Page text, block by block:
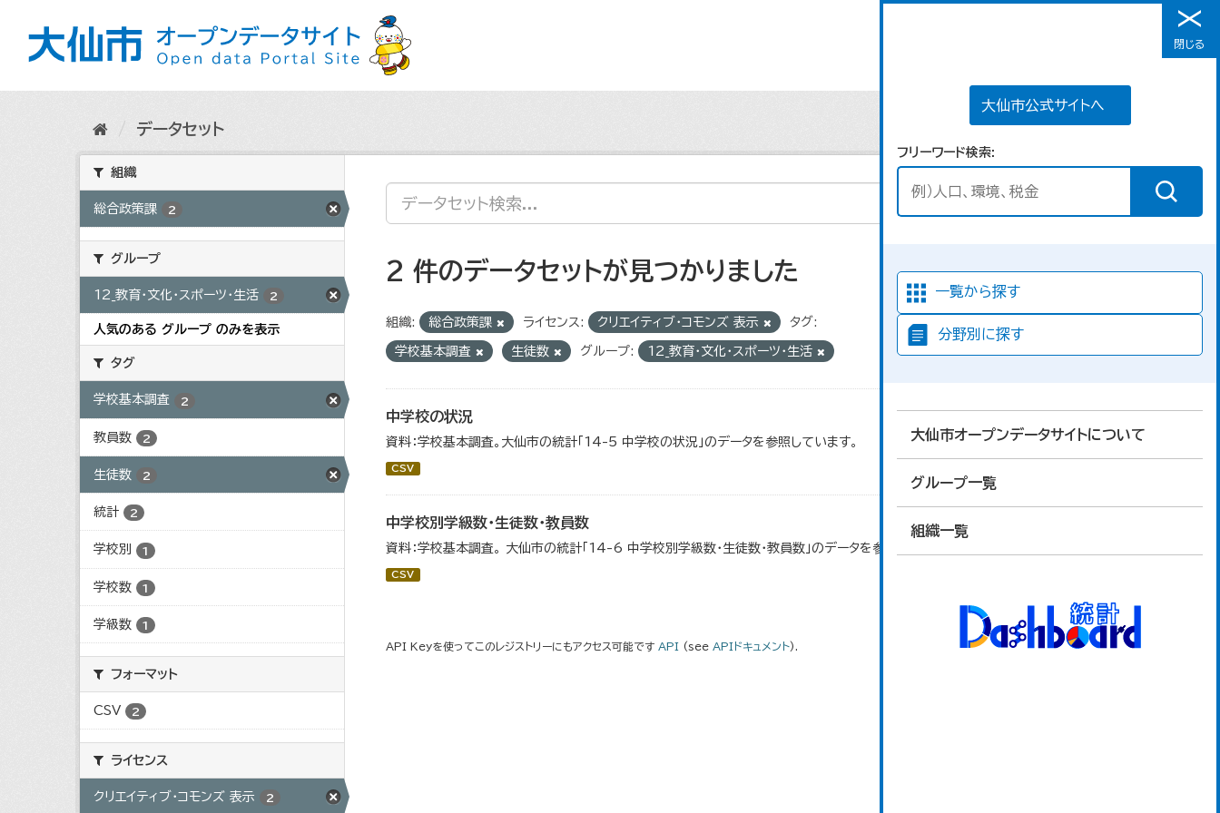
メニュー
大仙市公式サイトへ
フリーワード検索
一覧から探す
分野別に探す
大仙市オープンデータサイトについて
グループ一覧
組織一覧
閉じる
データセット
組織
総合政策課 2
グループ
12_教育・文化・スポーツ・生活 2
人気のある グループ のみを表示
タグ
学校基本調査 2
教員数 2
生徒数 2
統計 2
学校別 1
学校数 1
学級数 1
フォーマット
CSV 2
ライセンス
クリエイティブ・コモンズ 表示 2
2 件のデータセットが見つかりました
組織: 総合政策課 ライセンス: クリエイティブ・コモンズ 表示 タグ:
学校基本調査 生徒数 グループ: 12_教育・文化・スポーツ・生活
中学校の状況
資料：学校基本調査。大仙市の統計「14-5 中学校の状況」のデータを参照しています。
CSV
中学校別学級数・生徒数・教員数
資料：学校基本調査。 大仙市の統計「14-6 中学校別学級数・生徒数・教員数」のデータを参照しています。
CSV
API Keyを使ってこのレジストリーにもアクセス可能です API (see APIドキュメント).